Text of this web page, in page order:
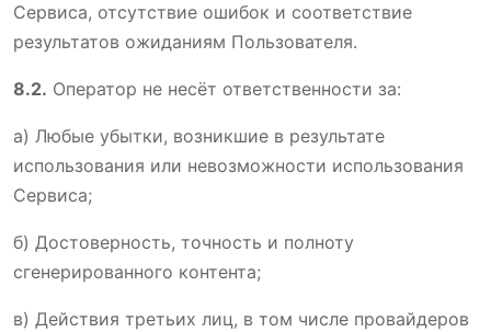
Сервиса, отсутствие ошибок и соответствие
результатов ожиданиям Пользователя.
8.2. Оператор не несёт ответственности за:
а) Любые убытки, возникшие в результате
использования или невозможности использования
Сервиса;
б) Достоверность, точность и полноту
сгенерированного контента;
в) Действия третьих лиц, в том числе провайдеров